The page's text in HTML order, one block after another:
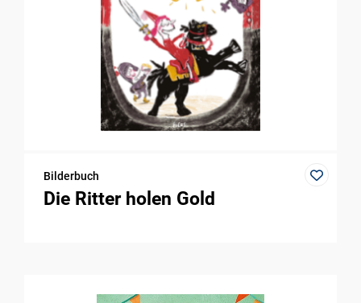
Bilderbuch
Die Ritter holen Gold